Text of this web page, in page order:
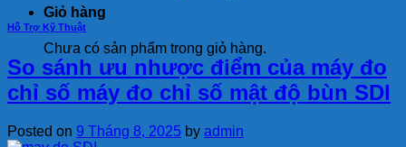
Giỏ hàng
Chưa có sản phẩm trong giỏ hàng.
Hỗ Trợ Kỹ Thuật
So sánh ưu nhược điểm của máy đo
chỉ số máy đo chỉ số mật độ bùn SDI
Posted on 9 Tháng 8, 2025 by admin